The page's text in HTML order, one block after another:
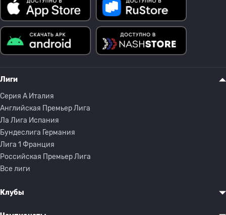
Лиги
Серия A Италия
Английская Премьер Лига
Ла Лига Испания
Бундеслига Германия
Лига 1 Франция
Российская Премьер Лига
Все лиги
Клубы